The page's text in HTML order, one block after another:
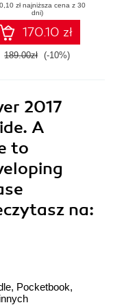
transform data
from almost any
source
zł najniższa cena z 30
dni)
170.10 zł
189.00zł (-10%)
2017
A
to
na:
Pocketbook,